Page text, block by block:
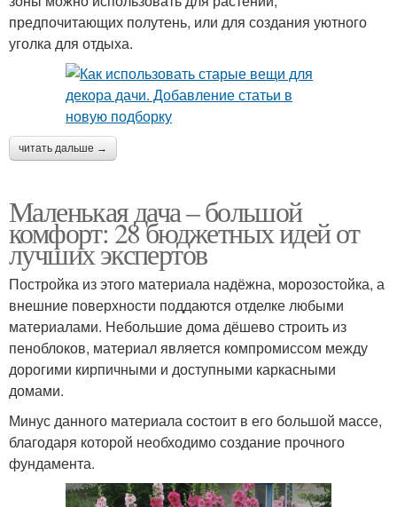
предпочитающих полутень, или для создания уютного
уголка для отдыха.
читать дальше →
Маленькая дача – большой
комфорт: 28 бюджетных идей от
лучших экспертов
Постройка из этого материала надёжна, морозостойка, а
внешние поверхности поддаются отделке любыми
материалами. Небольшие дома дёшево строить из
пеноблоков, материал является компромиссом между
дорогими кирпичными и доступными каркасными
домами.
Минус данного материала состоит в его большой массе,
благодаря которой необходимо создание прочного
фундамента.